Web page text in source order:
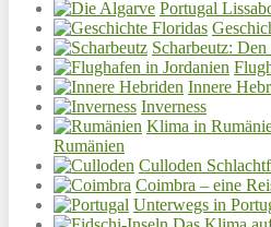
Portugal
Scharbeutz: Den
Innere
Inverness
Klima in
Rumänien
Culloden
Coimbra – eine
Unterwegs in